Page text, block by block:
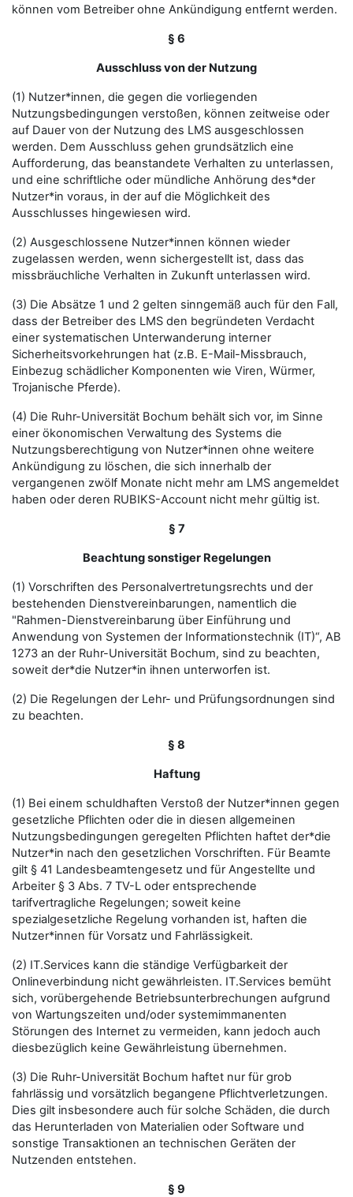
können vom Betreiber ohne Ankündigung entfernt werden.
§ 6
Ausschluss von der Nutzung
(1) Nutzer*innen, die gegen die vorliegenden
Nutzungsbedingungen verstoßen, können zeitweise oder
auf Dauer von der Nutzung des LMS ausgeschlossen
werden. Dem Ausschluss gehen grundsätzlich eine
Aufforderung, das beanstandete Verhalten zu unterlassen,
und eine schriftliche oder mündliche Anhörung des*der
Nutzer*in voraus, in der auf die Möglichkeit des
Ausschlusses hingewiesen wird.
(2) Ausgeschlossene Nutzer*innen können wieder
zugelassen werden, wenn sichergestellt ist, dass das
missbräuchliche Verhalten in Zukunft unterlassen wird.
(3) Die Absätze 1 und 2 gelten sinngemäß auch für den Fall,
dass der Betreiber des LMS den begründeten Verdacht
einer systematischen Unterwanderung interner
Sicherheitsvorkehrungen hat (z.B. E-Mail-Missbrauch,
Einbezug schädlicher Komponenten wie Viren, Würmer,
Trojanische Pferde).
(4) Die Ruhr-Universität Bochum behält sich vor, im Sinne
einer ökonomischen Verwaltung des Systems die
Nutzungsberechtigung von Nutzer*innen ohne weitere
Ankündigung zu löschen, die sich innerhalb der
vergangenen zwölf Monate nicht mehr am LMS angemeldet
haben oder deren RUBIKS-Account nicht mehr gültig ist.
§ 7
Beachtung sonstiger Regelungen
(1) Vorschriften des Personalvertretungsrechts und der
bestehenden Dienstvereinbarungen, namentlich die
"Rahmen-Dienstvereinbarung über Einführung und
Anwendung von Systemen der Informationstechnik (IT)“, AB
1273 an der Ruhr-Universität Bochum, sind zu beachten,
soweit der*die Nutzer*in ihnen unterworfen ist.
(2) Die Regelungen der Lehr- und Prüfungsordnungen sind
zu beachten.
§ 8
Haftung
(1) Bei einem schuldhaften Verstoß der Nutzer*innen gegen
gesetzliche Pflichten oder die in diesen allgemeinen
Nutzungsbedingungen geregelten Pflichten haftet der*die
Nutzer*in nach den gesetzlichen Vorschriften. Für Beamte
gilt § 41 Landesbeamtengesetz und für Angestellte und
Arbeiter § 3 Abs. 7 TV-L oder entsprechende
tarifvertragliche Regelungen; soweit keine
spezialgesetzliche Regelung vorhanden ist, haften die
Nutzer*innen für Vorsatz und Fahrlässigkeit.
(2) IT.Services kann die ständige Verfügbarkeit der
Onlineverbindung nicht gewährleisten. IT.Services bemüht
sich, vorübergehende Betriebsunterbrechungen aufgrund
von Wartungszeiten und/oder systemimmanenten
Störungen des Internet zu vermeiden, kann jedoch auch
diesbezüglich keine Gewährleistung übernehmen.
(3) Die Ruhr-Universität Bochum haftet nur für grob
fahrlässig und vorsätzlich begangene Pflichtverletzungen.
Dies gilt insbesondere auch für solche Schäden, die durch
das Herunterladen von Materialien oder Software und
sonstige Transaktionen an technischen Geräten der
Nutzenden entstehen.
§ 9